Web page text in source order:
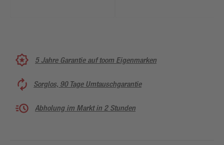
5 Jahre Garantie auf toom Eigenmarken
Sorglos, 90 Tage Umtauschgarantie
Abholung im Markt in 2 Stunden